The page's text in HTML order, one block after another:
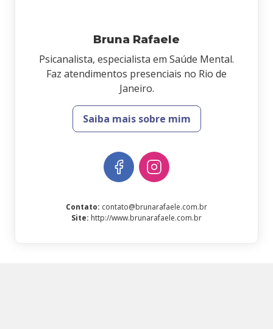
Bruna Rafaele
Psicanalista, especialista em Saúde Mental.
Faz atendimentos presenciais no Rio de
Janeiro.
Saiba mais sobre mim
Contato: contato@brunarafaele.com.br
Site: http://www.brunarafaele.com.br